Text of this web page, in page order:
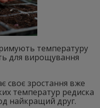
температуру
для вирощування
своє зростання вже
температур редиска
найкращий друг.